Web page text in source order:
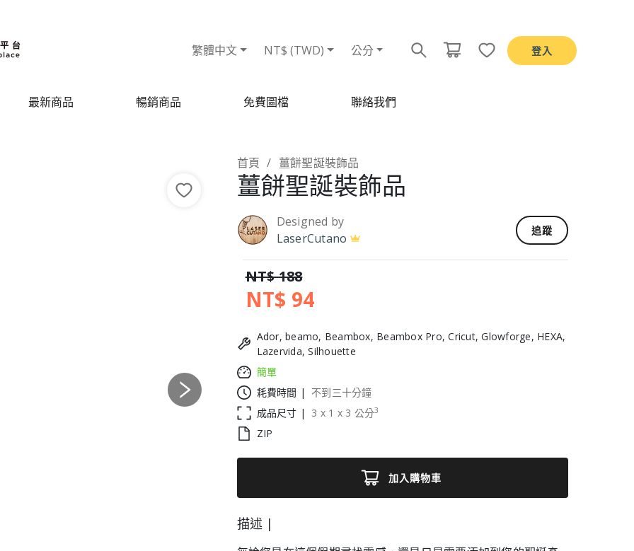
繁體中文 NT$ (TWD) 公分 登入
最新商品 暢銷商品 免費圖檔 聯絡我們
Next
首頁 薑餅聖誕裝飾品
薑餅聖誕裝飾品
Designed by
LaserCutano
追蹤
NT$ 188
NT$ 94
Ador, beamo, Beambox, Beambox Pro, Cricut, Glowforge, HEXA,
Lazervida, Silhouette
簡單
耗費時間 |
不到三十分鐘
成品尺寸 |
3 x 1 x 3 公分3
ZIP
加入購物車
描述 |